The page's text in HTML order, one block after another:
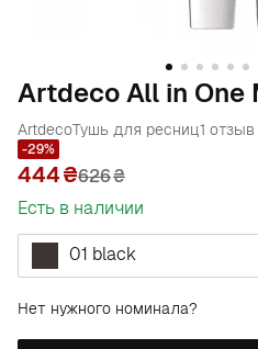
Artdeco All in One
ArtdecoТушь для ресниц1 отзыв
-29%
444 626₴
Есть в наличии
01 black
Нет нужного номинала?